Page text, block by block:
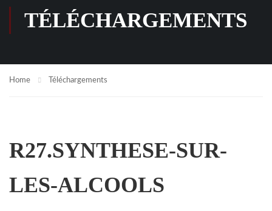
TÉLÉCHARGEMENTS
Home Téléchargements
R27.SYNTHESE-SUR-
LES-ALCOOLS